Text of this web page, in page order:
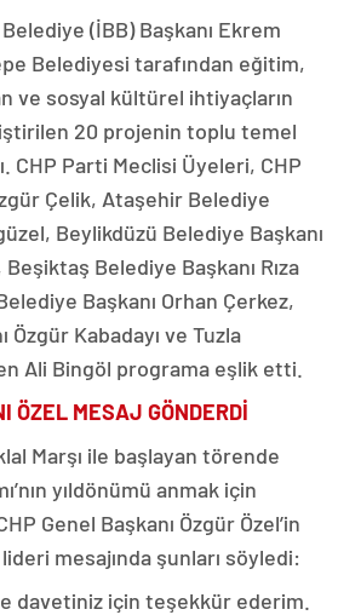
(İBB) Başkanı Ekrem
Belediyesi tarafından eğitim,
ve sosyal kültürel ihtiyaçların
20 projenin toplu temel
CHP Parti Meclisi Üyeleri, CHP
Çelik, Ataşehir Belediye
Beylikdüzü Belediye Başkanı
Belediye Başkanı Rıza
Başkanı Orhan Çerkez,
Özgür Kabadayı ve Tuzla
Ali Bingöl programa eşlik etti.
ÖZEL MESAJ GÖNDERDİ
Marşı ile başlayan törende
yıldönümü anmak için
Genel Başkanı Özgür Özel’in
mesajında şunları söyledi:
davetiniz için teşekkür ederim.